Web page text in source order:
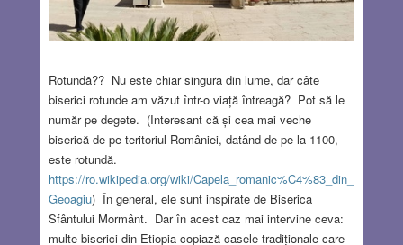
Rotundă?? Nu este chiar singura din lume, dar câte
biserici rotunde am văzut într-o viață întreagă? Pot să le
număr pe degete. (Interesant că și cea mai veche
biserică de pe teritoriul României, datând de pe la 1100,
este rotundă.
https://ro.wikipedia.org/wiki/Capela_romanic%C4%83_din_
Geoagiu) În general, ele sunt inspirate de Biserica
Sfântului Mormânt. Dar în acest caz mai intervine ceva:
multe biserici din Etiopia copiază casele tradiționale care